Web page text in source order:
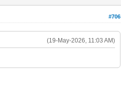
#706
(19-May-2026, 11:03 AM)